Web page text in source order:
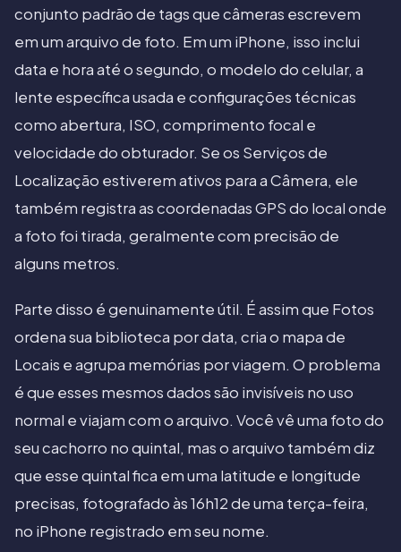
conjunto padrão de tags que câmeras escrevem
em um arquivo de foto. Em um iPhone, isso inclui
data e hora até o segundo, o modelo do celular, a
lente específica usada e configurações técnicas
como abertura, ISO, comprimento focal e
velocidade do obturador. Se os Serviços de
Localização estiverem ativos para a Câmera, ele
também registra as coordenadas GPS do local onde
a foto foi tirada, geralmente com precisão de
alguns metros.
Parte disso é genuinamente útil. É assim que Fotos
ordena sua biblioteca por data, cria o mapa de
Locais e agrupa memórias por viagem. O problema
é que esses mesmos dados são invisíveis no uso
normal e viajam com o arquivo. Você vê uma foto do
seu cachorro no quintal, mas o arquivo também diz
que esse quintal fica em uma latitude e longitude
precisas, fotografado às 16h12 de uma terça-feira,
no iPhone registrado em seu nome.